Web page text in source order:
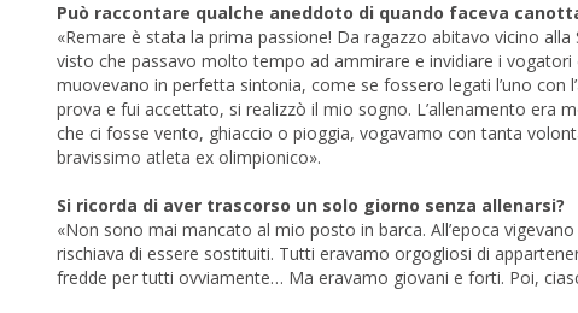
Può raccontare qualche aneddoto di quando faceva
«Remare è stata la prima passione! Da ragazzo abitavo vicino
visto che passavo molto tempo ad ammirare e invidiare i vogatori
muovevano in perfetta sintonia, come se fossero legati l’uno
prova e fui accettato, si realizzò il mio sogno. L’allenamento era
che ci fosse vento, ghiaccio o pioggia, vogavamo con tanta
bravissimo atleta ex olimpionico».
Si ricorda di aver trascorso un solo giorno senza allenarsi?
«Non sono mai mancato al mio posto in barca. All’epoca
rischiava di essere sostituiti. Tutti eravamo orgogliosi di
fredde per tutti ovviamente… Ma eravamo giovani e forti. Poi,